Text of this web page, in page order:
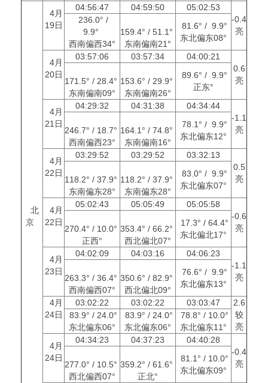
北
京
4月
19日
04:56:47 04:59:50
05:02:53
-0.4
亮
236.0° /
9.9°
西南偏西34°
159.4° / 51.1°
东南偏南21°
81.6° / 9.9°
东北偏东08°
4月
20日
03:57:06 03:57:34
04:00:21
0.6
亮
171.5° / 28.4°
东南偏南09°
153.6° / 29.9°
东南偏南26°
89.6° / 9.9°
正东°
4月
21日
04:29:32 04:31:38
04:34:44
-1.1
亮
246.7° / 18.7°
西南偏西23°
164.1° / 74.8°
东南偏南16°
78.1° / 9.9°
东北偏东12°
4月
22日
03:29:52 03:29:52
03:32:13
0.5
亮
118.2° / 37.9°
东南偏东28°
118.2° / 37.9°
东南偏东28°
83.0° / 9.9°
东北偏东07°
4月
22日
05:02:43 05:05:49
05:05:58
-0.6
亮
270.4° / 10.0°
正西°
353.4° / 66.2°
西北偏北07°
17.3° / 64.4°
东北偏北17°
4月
23日
04:02:09 04:03:16
04:06:23
-1.1
亮
263.3° / 36.4°
西南偏西07°
350.6° / 82.9°
西北偏北09°
76.6° / 9.9°
东北偏东13°
4月
24日
03:02:22 03:02:22 03:03:47
2.6
较
亮
83.9° / 24.0°
东北偏东06°
83.9° / 24.0°
东北偏东06°
78.8° / 10.0°
东北偏东11°
4月
24日
04:34:23 04:37:23
04:40:28
-0.4
亮
277.0° / 10.5°
西北偏西07°
359.2° / 61.6°
正北°
81.1° / 10.0°
东北偏东09°